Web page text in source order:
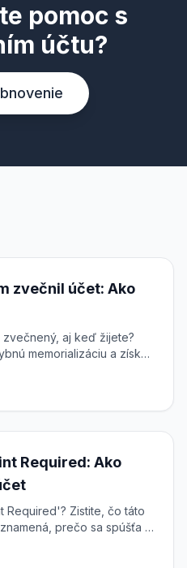
pomoc s
účtu?
zvečnil účet: Ako
aj keď žijete?
memorializáciu a získať
Required: Ako
Required'? Zistite, čo táto
prečo sa spúšťa a